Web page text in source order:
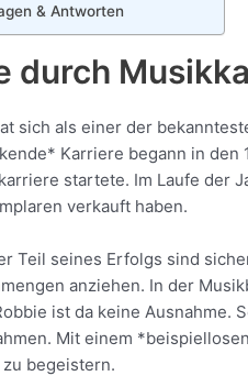
& Antworten
durch
sich als einer der
Karriere begann in den
startete. Im Laufe der
verkauft haben.
Teil seines Erfolgs sind
anziehen. In der
ist da keine Ausnahme.
Mit einem
begeistern.